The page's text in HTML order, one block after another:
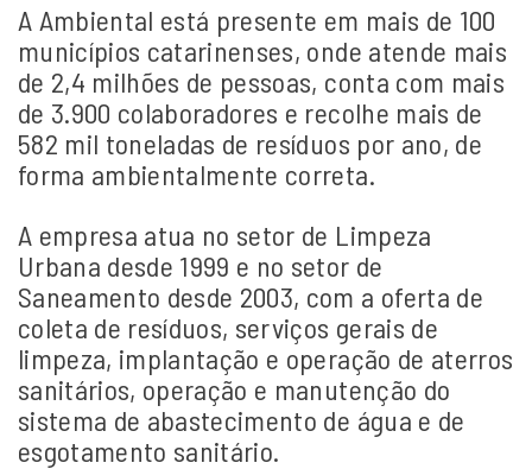
A Ambiental está presente em mais de 100
municípios catarinenses, onde atende mais
de 2,4 milhões de pessoas, conta com mais
de 3.900 colaboradores e recolhe mais de
582 mil toneladas de resíduos por ano, de
forma ambientalmente correta.
A empresa atua no setor de Limpeza
Urbana desde 1999 e no setor de
Saneamento desde 2003, com a oferta de
coleta de resíduos, serviços gerais de
limpeza, implantação e operação de aterros
sanitários, operação e manutenção do
sistema de abastecimento de água e de
esgotamento sanitário.